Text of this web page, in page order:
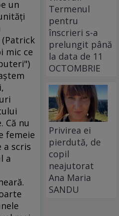
un
mic ce
Că nu
femeie
a scris
a
Termenul
pentru
înscrieri s-a
prelungit până
la data de 11
OCTOMBRIE
Privirea ei
pierdută, de
copil
neajutorat
Ana Maria
SANDU